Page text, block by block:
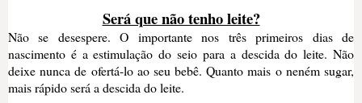
Será que não tenho leite?
Não se desespere. O importante nos três primeiros dias de
nascimento é a estimulação do seio para a descida do leite. Não
deixe nunca de ofertá-lo ao seu bebê. Quanto mais o neném sugar,
mais rápido será a descida do leite.